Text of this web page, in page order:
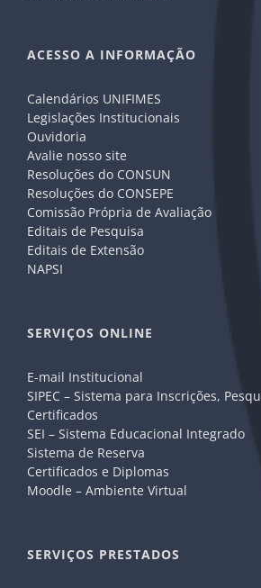
ACESSO A INFORMAÇÃO
Calendários UNIFIMES
Legislações Institucionais
Ouvidoria
Avalie nosso site
Resoluções do CONSUN
Resoluções do CONSEPE
Comissão Própria de Avaliação
Editais de Pesquisa
Editais de Extensão
NAPSI
SERVIÇOS ONLINE
E-mail Institucional
SIPEC – Sistema para Inscrições,
Certificados
SEI – Sistema Educacional Integrado
Sistema de Reserva
Certificados e Diplomas
Moodle – Ambiente Virtual
SERVIÇOS PRESTADOS